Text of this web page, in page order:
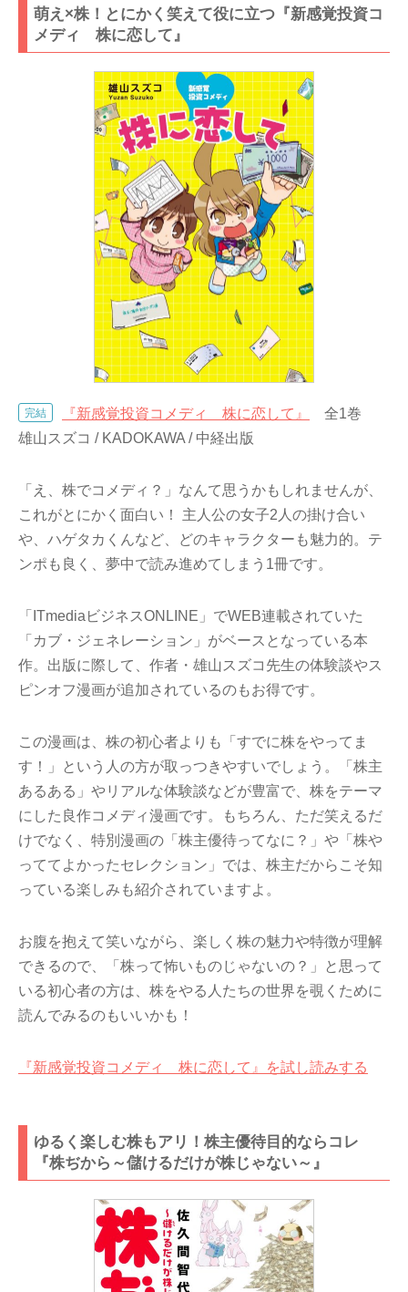
萌え×株！とにかく笑えて役に立つ『新感覚投資コ
メディ 株に恋して』
完結 『新感覚投資コメディ 株に恋して』
全1巻
雄山スズコ / KADOKAWA / 中経出版
「え、株でコメディ？」なんて思うかもしれませんが、
これがとにかく面白い！ 主人公の女子2人の掛け合い
や、ハゲタカくんなど、どのキャラクターも魅力的。テ
ンポも良く、夢中で読み進めてしまう1冊です。
「ITmediaビジネスONLINE」でWEB連載されていた
「カブ・ジェネレーション」がベースとなっている本
作。出版に際して、作者・雄山スズコ先生の体験談やス
ピンオフ漫画が追加されているのもお得です。
この漫画は、株の初心者よりも「すでに株をやってま
す！」という人の方が取っつきやすいでしょう。「株主
あるある」やリアルな体験談などが豊富で、株をテーマ
にした良作コメディ漫画です。もちろん、ただ笑えるだ
けでなく、特別漫画の「株主優待ってなに？」や「株や
っててよかったセレクション」では、株主だからこそ知
っている楽しみも紹介されていますよ。
お腹を抱えて笑いながら、楽しく株の魅力や特徴が理解
できるので、「株って怖いものじゃないの？」と思って
いる初心者の方は、株をやる人たちの世界を覗くために
読んでみるのもいいかも！
『新感覚投資コメディ 株に恋して』を試し読みする
ゆるく楽しむ株もアリ！株主優待目的ならコレ
『株ぢから～儲けるだけが株じゃない～』